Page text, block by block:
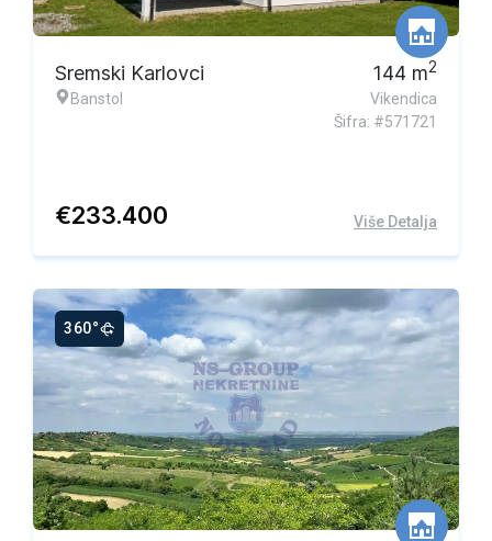
Ekskluzivna ponuda
Sremski Karlovci
Banstol
144 m2
Vikendica
Šifra: #571721
€233.400 Više Detalja
360°